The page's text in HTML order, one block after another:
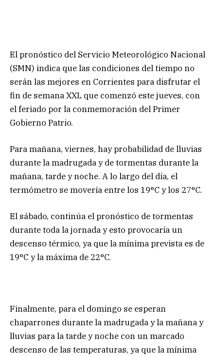
El pronóstico del Servicio Meteorológico Nacional
(SMN) indica que las condiciones del tiempo no
serán las mejores en Corrientes para disfrutar el
fin de semana XXL que comenzó este jueves, con
el feriado por la conmemoración del Primer
Gobierno Patrio.
Para mañana, viernes, hay probabilidad de lluvias
durante la madrugada y de tormentas durante la
mañana, tarde y noche. A lo largo del día, el
termómetro se movería entre los 19°C y los 27°C.
El sábado, continúa el pronóstico de tormentas
durante toda la jornada y esto provocaría un
descenso térmico, ya que la mínima prevista es de
19°C y la máxima de 22°C.
Finalmente, para el domingo se esperan
chaparrones durante la madrugada y la mañana y
lluvias para la tarde y noche con un marcado
descenso de las temperaturas, ya que la mínima